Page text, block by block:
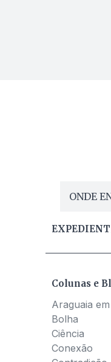
ONDE
Colunas e
Araguaia
Bolha
Ciência
Conexão